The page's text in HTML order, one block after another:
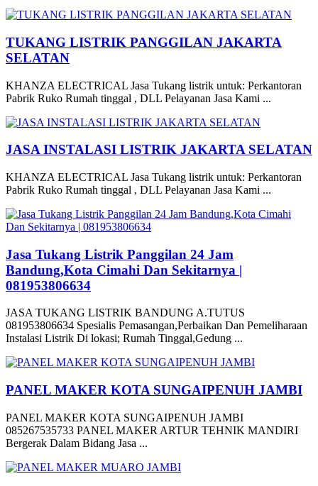
TUKANG LISTRIK PANGGILAN JAKARTA
SELATAN
KHANZA ELECTRICAL Jasa Tukang listrik untuk: Perkantoran
Pabrik Ruko Rumah tinggal , DLL Pelayanan Jasa Kami ...
JASA INSTALASI LISTRIK JAKARTA SELATAN
KHANZA ELECTRICAL Jasa Tukang listrik untuk: Perkantoran
Pabrik Ruko Rumah tinggal , DLL Pelayanan Jasa Kami ...
Jasa Tukang Listrik Panggilan 24 Jam
Bandung,Kota Cimahi Dan Sekitarnya |
081953806634
JASA TUKANG LISTRIK BANDUNG A.TUTUS
081953806634 Spesialis Pemasangan,Perbaikan Dan Pemeliharaan
Instalasi Listrik Di lokasi; Rumah Tinggal,Gedung ...
PANEL MAKER KOTA SUNGAIPENUH JAMBI
PANEL MAKER KOTA SUNGAIPENUH JAMBI
085267535733 PANEL MAKER ARTUR TEHNIK MANDIRI
Bergerak Dalam Bidang Jasa ...